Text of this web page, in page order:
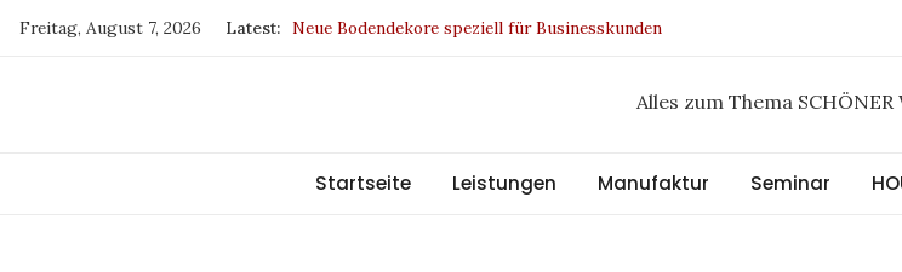
Freitag, August 7, 2026 Latest: Neue Bodendekore speziell für Businesskunden
SKYLINE DUETTE-Wabenplissee Kollektion
BW und IP sind jetzt klimaneutral
Alles zum Thema SCHÖNER
Startseite Leistungen Manufaktur Seminar